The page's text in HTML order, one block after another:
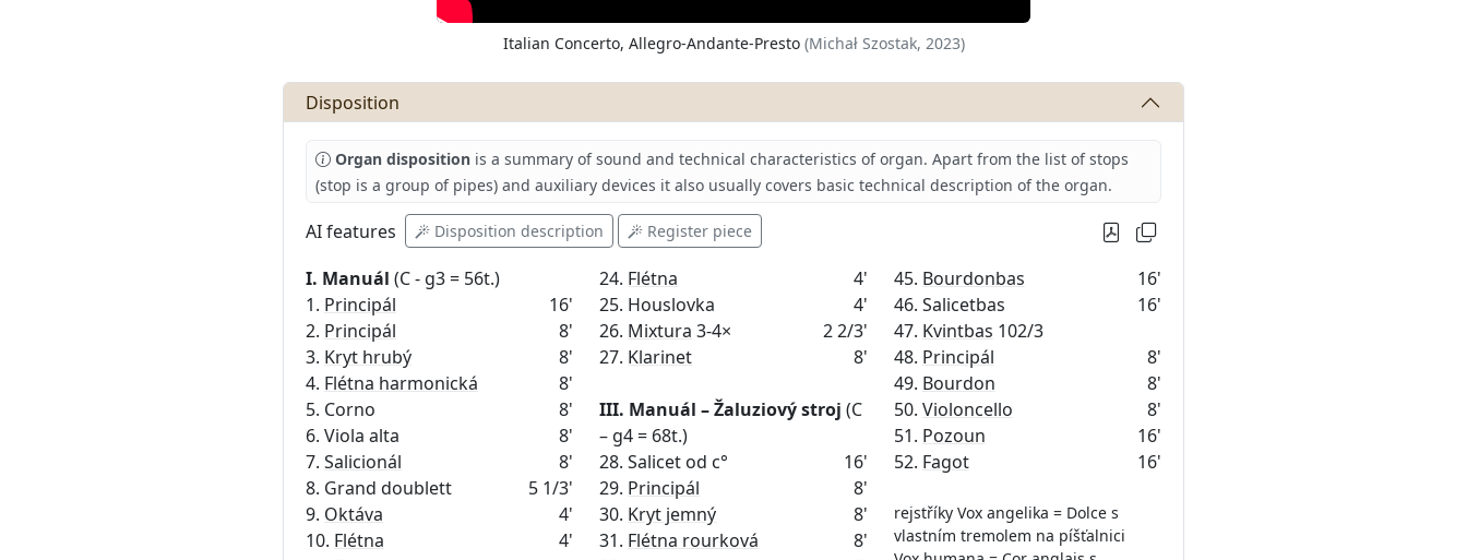
Italian Concerto, Allegro-Andante-Presto (Michał Szostak, 2023)
Disposition
Organ disposition is a summary of sound and technical characteristics of organ. Apart from the list of stops
(stop is a group of pipes) and auxiliary devices it also usually covers basic technical description of the organ.
AIfeatures Disposition description Register piece
I. Manuál (C - g3 = 56t.)
1. Principál
16'
2. Principál
8'
3. Kryt hrubý
8'
4. Flétna harmonická
8'
5. Corno
8'
6. Viola alta
8'
7. Salicionál
8'
8. Grand doublett
5 1/3'
9. Oktáva
4'
10. Flétna
4'
24. Flétna
4'
25. Houslovka
4'
26. Mixtura 3-4×
2 2/3'
27. Klarinet 8'
III. Manuál – Žaluziový stroj (C
– g4 = 68t.)
28. Salicet od c°
16'
29. Principál
8'
30. Kryt jemný
8'
31. Flétna rourková
8'
45. Bourdonbas
16'
46. Salicetbas
16'
47. Kvintbas 102/3
48. Principál
8'
49. Bourdon
8'
50. Violoncello
8'
51. Pozoun
16'
52. Fagot 16'
rejstříky Vox angelika = Dolce s
vlastním tremolem na píšťalnici